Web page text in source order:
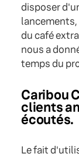
disposer
lancements,
du café
nous a
temps du
Caribou
clients
écoutés.
Le fait